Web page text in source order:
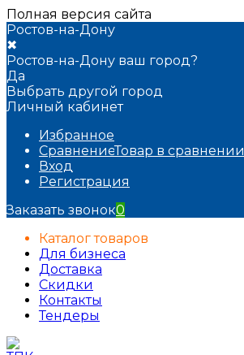
Полная версия сайта
Ростов-на-Дону
✖
Ростов-на-Дону ваш город?
Да
Выбрать другой город
Личный кабинет
Избранное
СравнениеТовар в сравнении
Вход
Регистрация
Заказать звонок0
Каталог товаров
Для бизнеса
Доставка
Скидки
Контакты
Тендеры